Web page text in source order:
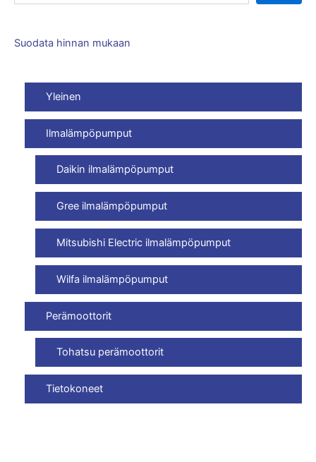
Suodata hinnan mukaan
Yleinen
Ilmalämpöpumput
Daikin ilmalämpöpumput
Gree ilmalämpöpumput
Mitsubishi Electric ilmalämpöpumput
Wilfa ilmalämpöpumput
Perämoottorit
Tohatsu perämoottorit
Tietokoneet